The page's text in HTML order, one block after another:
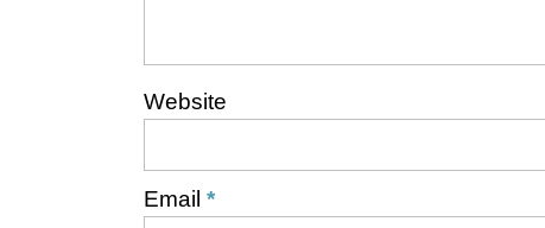
Website
Email